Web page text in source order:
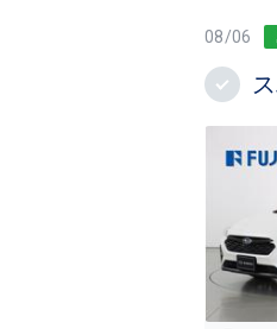
08/06